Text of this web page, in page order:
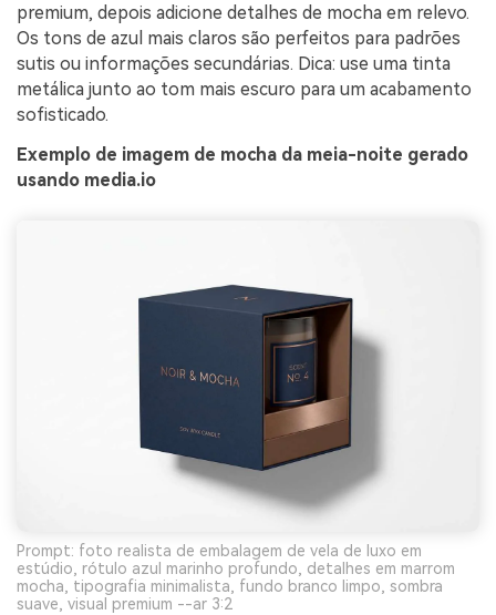
premium, depois adicione detalhes de mocha em relevo.
Os tons de azul mais claros são perfeitos para padrões
sutis ou informações secundárias. Dica: use uma tinta
metálica junto ao tom mais escuro para um acabamento
sofisticado.
Exemplo de imagem de mocha da meia-noite gerado
usando media.io
Prompt: foto realista de embalagem de vela de luxo em
estúdio, rótulo azul marinho profundo, detalhes em marrom
mocha, tipografia minimalista, fundo branco limpo, sombra
suave, visual premium --ar 3:2